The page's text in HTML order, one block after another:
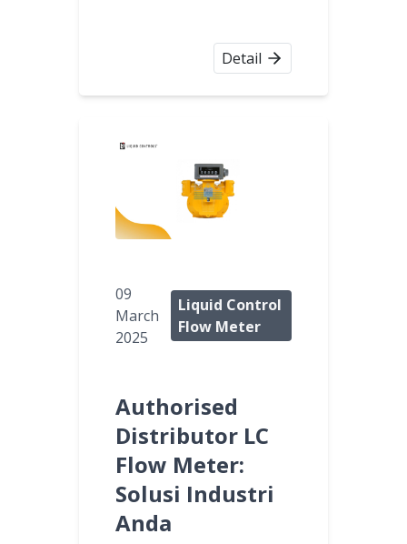
Detail
09
March
2025
Liquid Control
Flow Meter
Authorised
Distributor LC
Flow Meter:
Solusi Industri
Anda